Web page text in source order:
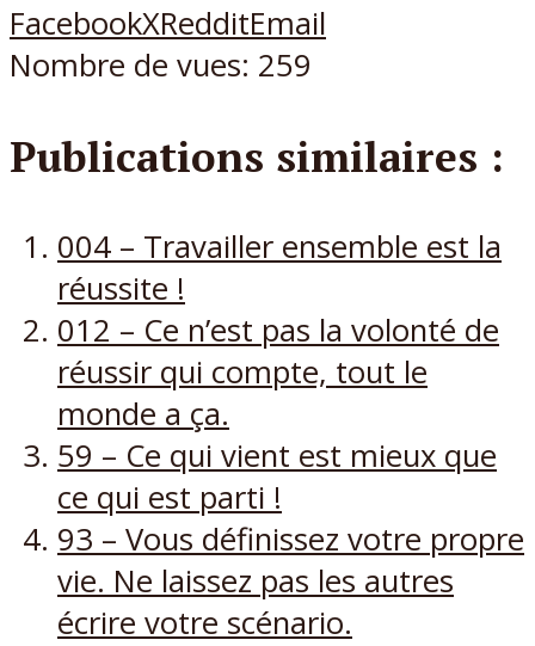
FacebookXRedditEmail
Nombre de vues: 259
Publications similaires :
004 – Travailler ensemble est la
réussite !
012 – Ce n’est pas la volonté de
réussir qui compte, tout le
monde a ça.
59 – Ce qui vient est mieux que
ce qui est parti !
93 – Vous définissez votre propre
vie. Ne laissez pas les autres
écrire votre scénario.